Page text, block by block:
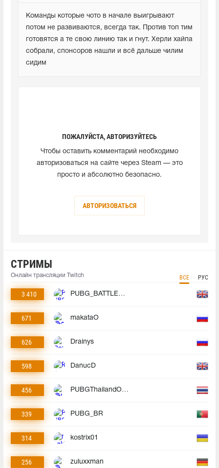
Команды которые чото в начале выигрывают
потом не развиваются, всегда так. Против топ тим
готовятся а те свою линию так и гнут. Херли хайпа
собрали, спонсоров нашли и всё дальше чилим
сидим
ПОЖАЛУЙСТА, АВТОРИЗУЙТЕСЬ
Чтобы оставить комментарий необходимо
авторизоваться на сайте через Steam — это
просто и абсолютно безопасно.
АВТОРИЗОВАТЬСЯ
СТРИМЫ
Онлайн трансляции Twitch ВСЕ РУС
3 410 PUBG_BATTLEGROUNDS
671 makataO
626 Drainys
598 DanucD
456 PUBGThailandOfficial
339 PUBG_BR
314 kostrix01
256 zuluxxman